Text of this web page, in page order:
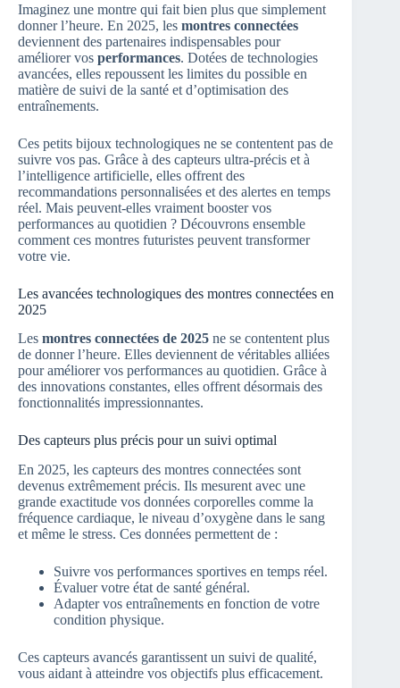
Imaginez une montre qui fait bien plus que simplement
donner l’heure. En 2025, les montres connectées
deviennent des partenaires indispensables pour
améliorer vos performances. Dotées de technologies
avancées, elles repoussent les limites du possible en
matière de suivi de la santé et d’optimisation des
entraînements.
Ces petits bijoux technologiques ne se contentent pas de
suivre vos pas. Grâce à des capteurs ultra-précis et à
l’intelligence artificielle, elles offrent des
recommandations personnalisées et des alertes en temps
réel. Mais peuvent-elles vraiment booster vos
performances au quotidien ? Découvrons ensemble
comment ces montres futuristes peuvent transformer
votre vie.
Les avancées technologiques des montres connectées en
2025
Les montres connectées de 2025 ne se contentent plus
de donner l’heure. Elles deviennent de véritables alliées
pour améliorer vos performances au quotidien. Grâce à
des innovations constantes, elles offrent désormais des
fonctionnalités impressionnantes.
Des capteurs plus précis pour un suivi optimal
En 2025, les capteurs des montres connectées sont
devenus extrêmement précis. Ils mesurent avec une
grande exactitude vos données corporelles comme la
fréquence cardiaque, le niveau d’oxygène dans le sang
et même le stress. Ces données permettent de :
Suivre vos performances sportives en temps réel.
Évaluer votre état de santé général.
Adapter vos entraînements en fonction de votre
condition physique.
Ces capteurs avancés garantissent un suivi de qualité,
vous aidant à atteindre vos objectifs plus efficacement.